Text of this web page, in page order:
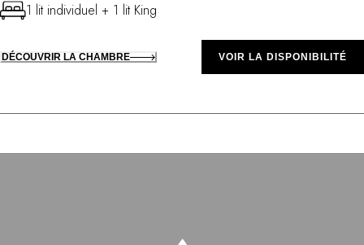
1 lit individuel + 1 lit King
DÉCOUVRIR LA CHAMBRE VOIR LA DISPONIBILITÉ